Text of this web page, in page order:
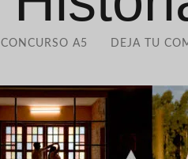
CONCURSO A5 DEJA TU